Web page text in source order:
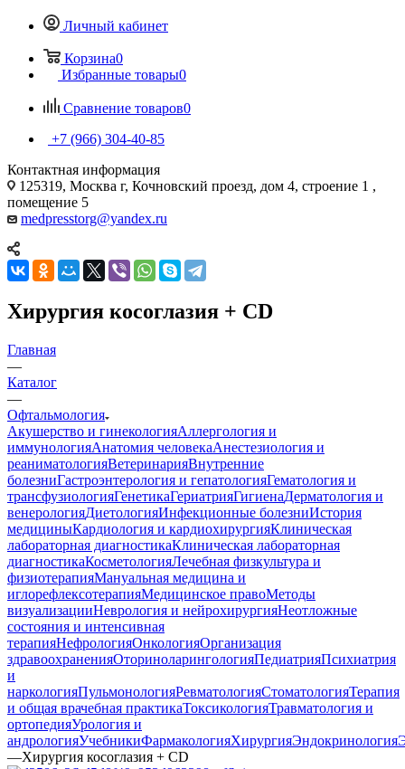
Личный кабинет
Корзина0
Избранные товары0
Сравнение товаров0
+7 (966) 304-40-85
Контактная информация
125319, Москва г, Кочновский проезд, дом 4, строение 1 ,
помещение 5
medpresstorg@yandex.ru
Хирургия косоглазия + CD
Главная
—
Каталог
—
Офтальмология
Акушерство и гинекологияАллергология и
иммунологияАнатомия человекаАнестезиология и
реаниматологияВетеринарияВнутренние
болезниГастроэнтерология и гепатологияГематология и
трансфузиологияГенетикаГериатрияГигиенаДерматология и
венерологияДиетологияИнфекционные болезниИстория
медициныКардиология и кардиохирургияКлиническая
лабораторная диагностикаКлиническая лабораторная
диагностикаКосметологияЛечебная физкультура и
физиотерапияМануальная медицина и
иглорефлексотерапияМедицинское правоМетоды
визуализацииНеврология и нейрохирургияНеотложные
состояния и интенсивная
терапияНефрологияОнкологияОрганизация
здравоохраненияОториноларингологияПедиатрияПсихиатрия
и
наркологияПульмонологияРевматологияСтоматологияТерапия
и общая врачебная практикаТоксикологияТравматология и
ортопедияУрология и
андрологияУчебникиФармакологияХирургияЭндокринология
—Хирургия косоглазия + CD